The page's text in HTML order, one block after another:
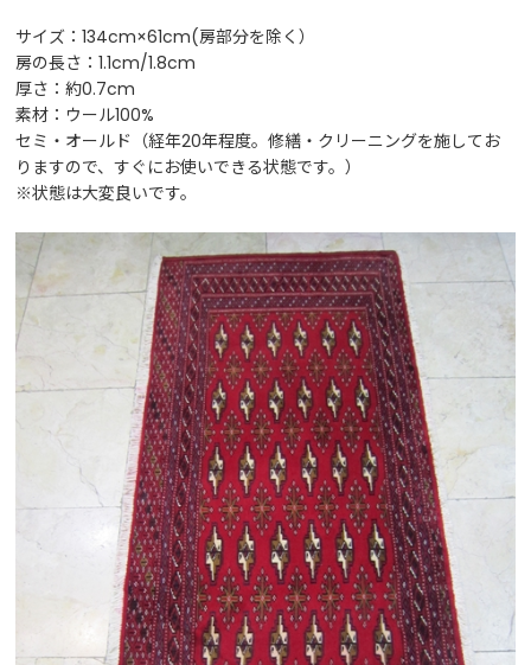
サイズ：134cm×61cm(房部分を除く）
房の長さ：1.1cm/1.8cm
厚さ：約0.7cm
素材：ウール100%
セミ・オールド（経年20年程度。修繕・クリーニングを施してお
りますので、すぐにお使いできる状態です。）
※状態は大変良いです。